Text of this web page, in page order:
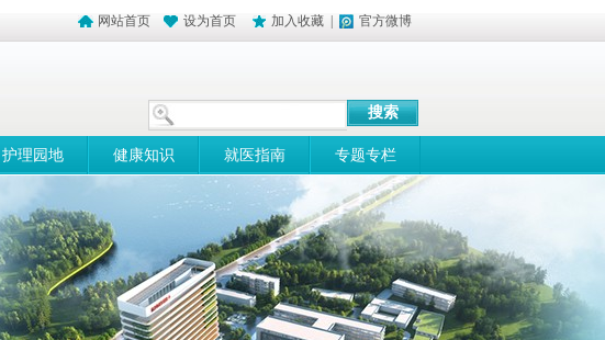
网站首页 设为首页 加入收藏 官方微博
护理园地 健康知识 就医指南 专题专栏